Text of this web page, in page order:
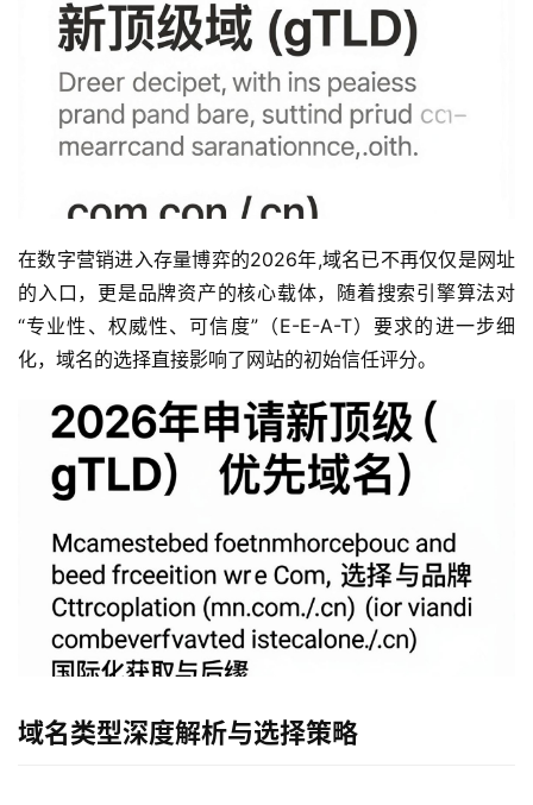
在数字营销进入存量博弈的2026年,域名已不再仅仅是网址
的入口，更是品牌资产的核心载体，随着搜索引擎算法对
“专业性、权威性、可信度”（E-E-A-T）要求的进一步细
化，域名的选择直接影响了网站的初始信任评分。
域名类型深度解析与选择策略